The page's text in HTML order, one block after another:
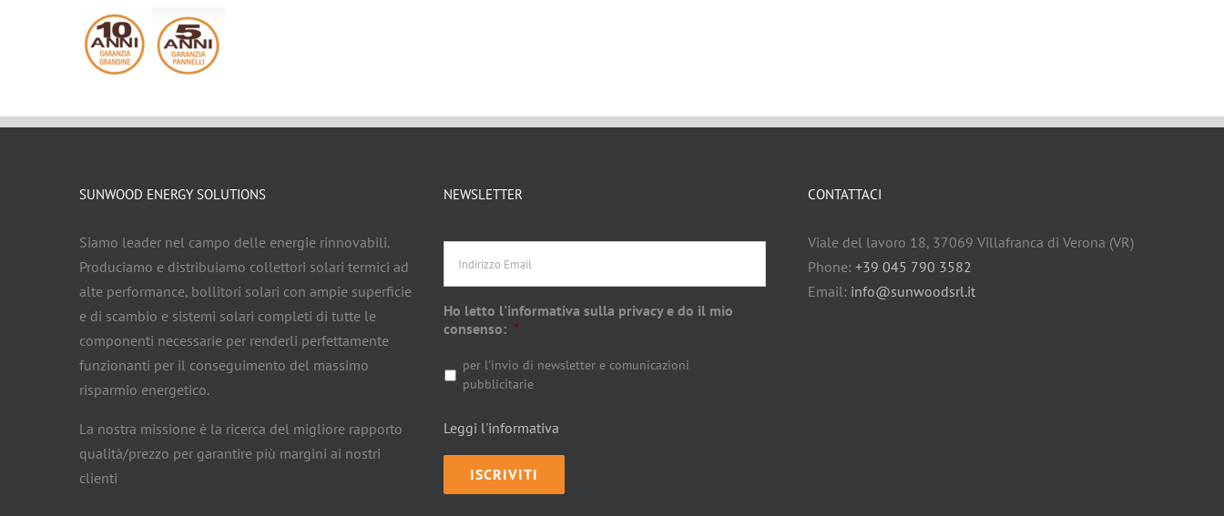
SUNWOOD ENERGY SOLUTIONS
Siamo leader nel campo delle energie rinnovabili.
Produciamo e distribuiamo collettori solari termici ad
alte performance, bollitori solari con ampie superficie
e di scambio e sistemi solari completi di tutte le
componenti necessarie per renderli perfettamente
funzionanti per il conseguimento del massimo
risparmio energetico.
La nostra missione è la ricerca del migliore rapporto
qualità/prezzo per garantire più margini ai nostri
clienti
NEWSLETTER
Indirizzo
Email
Ho letto l'informativa sulla privacy e do il mio
consenso: *
per l'invio di newsletter e comunicazioni
pubblicitarie
Leggi l'informativa
CONTATTACI
Viale del lavoro 18, 37069 Villafranca di Verona (VR)
Phone: +39 045 790 3582
Email: info@sunwoodsrl.it